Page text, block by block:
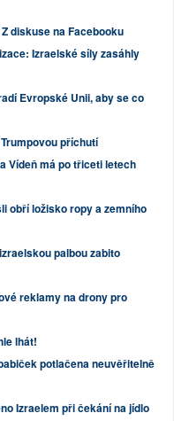
diskuse na Facebooku
Izraelské síly zasáhly
Evropské Unii, aby se co
příchutí
Vídeň má po třiceti letech
obří ložisko ropy a zemního
palbou zabito
reklamy na drony pro
lhát!
potlačena neuvěřitelně
Izraelem při čekání na jídlo